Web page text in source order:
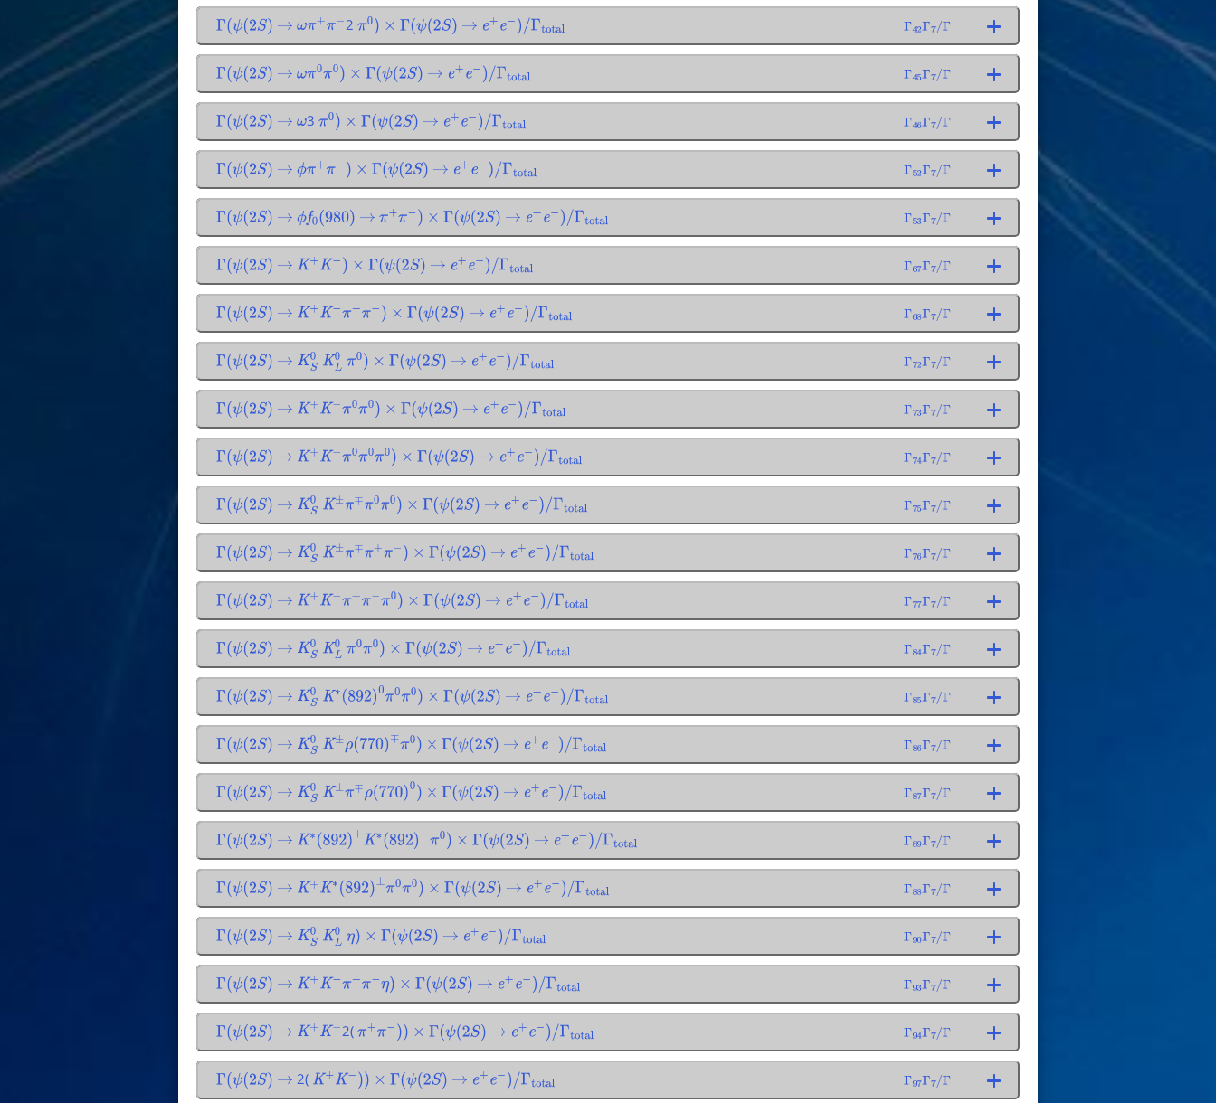
Γ(ψ(2S) → ωπ + π− 2π0) × Γ(ψ(2S) → e+ e− /Γtotal Γ 42Γ 7/Γ
Γ(ψ(2S) → ωπ0π0) × Γ(ψ(2S) → e+ e− /Γtotal Γ 45Γ 7/Γ
Γ(ψ(2S) → ω3π0) × Γ(ψ(2S) → e+ e− /Γtotal Γ 46Γ 7/Γ
Γ(ψ(2S) → ϕπ+ π− × Γ(ψ(2S) → e+ e− /Γtotal Γ 52Γ 7/Γ
Γ(ψ(2S) → ϕf0(980) → π+ π− × Γ(ψ(2S) → e+ e− /Γtotal Γ 53Γ 7/Γ
Γ(ψ(2S) → K+ K−) × Γ(ψ(2S) → e+ e− /Γtotal Γ 67Γ 7/Γ
Γ(ψ(2S) → K+ K−π +π−) × Γ(ψ(2S) → e+ e− /Γtotal Γ 68Γ 7/Γ
Γ(ψ(2S) → KS0 KL0 π0) × Γ(ψ(2S) → e+ e− /Γtotal Γ 72Γ 7/Γ
Γ(ψ(2S) → K+ K−π 0π0) × Γ(ψ(2S) → e+ e− /Γtotal Γ 73Γ 7/Γ
Γ(ψ(2S) → K+ K−π 0π0π0) × Γ(ψ(2S) → e+ e− /Γtotal Γ 74Γ 7/Γ
Γ(ψ(2S) → KS0 K±π∓π0π0) × Γ(ψ(2S) → e+ e− /Γtotal Γ 75Γ 7/Γ
Γ(ψ(2S) → KS0 K±π∓π+ π− × Γ(ψ(2S) → e+ e− /Γtotal Γ 76Γ 7/Γ
Γ(ψ(2S) → K+ K−π +π−π 0) × Γ(ψ(2S) → e+ e− /Γtotal Γ 77Γ 7/Γ
Γ(ψ(2S) → KS0 KL0 π0π0) × Γ(ψ(2S) → e+ e− /Γtotal Γ 84Γ 7/Γ
Γ(ψ(2S) → KS0 K∗(892)0π0π0) × Γ(ψ(2S) → e+ e− /Γtotal Γ 85Γ 7/Γ
Γ(ψ(2S) → KS0 K±ρ(770)∓ π 0) × Γ(ψ(2S) → e+ e− /Γtotal Γ 86Γ 7/Γ
Γ(ψ(2S) → KS0 K±π∓ρ(770)0) × Γ(ψ(2S) → e+ e− /Γtotal Γ 87Γ 7/Γ
Γ(ψ(2S) → K∗(892)+ K∗(892)−π 0) × Γ(ψ(2S) → e+ e− /Γtotal Γ 89Γ 7/Γ
Γ(ψ(2S) → K∓K∗(892)±π0π0) × Γ(ψ(2S) → e+ e− /Γtotal Γ 88Γ 7/Γ
Γ(ψ(2S) → KS0 KL0 η) × Γ(ψ(2S) → e+ e− /Γtotal Γ 90Γ 7/Γ
Γ(ψ(2S) → K+ K−π +π−η × Γ(ψ(2S) → e+ e− /Γtotal Γ 93Γ 7/Γ
Γ(ψ(2S) → K+ K− 2(π + π− ) × Γ(ψ(2S) → e+ e− /Γtotal Γ 94Γ 7/Γ
Γ(ψ(2S) → 2( K+ K−) × Γ(ψ(2S) → e+ e− /Γtotal Γ 97Γ 7/Γ